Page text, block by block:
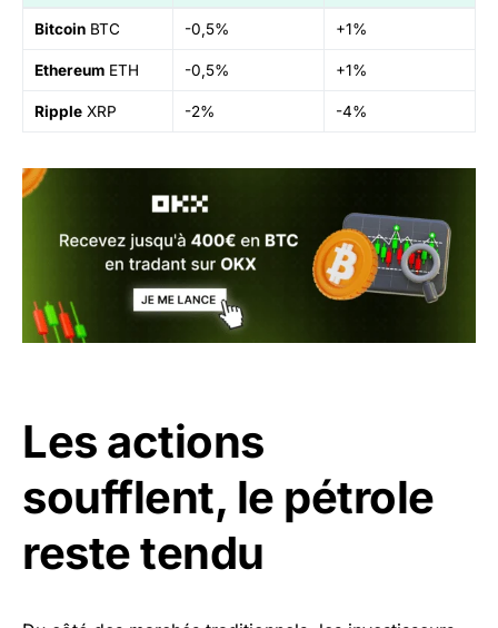
Bitcoin BTC -0,5% +1%
Ethereum ETH -0,5% +1%
Ripple XRP -2% -4%
Les actions
soufflent, le pétrole
reste tendu